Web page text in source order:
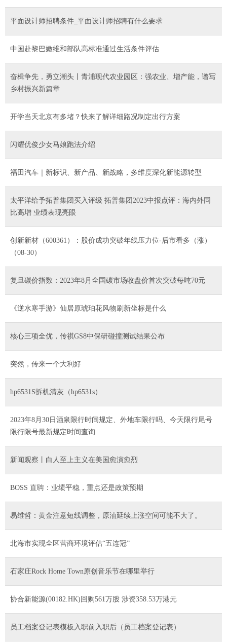
平面设计师招聘条件_平面设计师招聘有什么要求
中国赴黎巴嫩维和部队高标准通过生活条件评估
奋楫争先，勇立潮头丨青浦现代农业园区：强农业、增产能，谱写
乡村振兴新篇章
开学当天北京有多堵？快来了解详细路况制定出行方案
闪耀优俊少女马娘跑法介绍
福田汽车｜新标识、新产品、新战略，多维度深化新能源转型
太平洋给予拓普集团买入评级 拓普集团2023中报点评：海内外同
比高增 业绩表现亮眼
创新新材（600361）：股价成功突破年线压力位-后市看多（涨）
（08-30）
复旦碳价指数：2023年8月全国碳市场收盘价首次突破每吨70元
《逆水寒手游》仙居原琥珀花风物刷新坐标是什么
核心三项全优，传祺GS8中保研碰撞测试结果公布
突然，传来一个大利好
hp6531S拆机清灰（hp6531s）
2023年8月30日酒泉限行时间规定、外地车限行吗、今天限行尾号
限行限号最新规定时间查询
新闻观察丨白人至上主义在美国愈演愈烈
BOSS 直聘：业绩平稳，重点还是政策预期
易维哲：黄金注意短线调整，原油延续上涨空间可能不大了。
北海市实现全区营商环境评估“五连冠”
石家庄Rock Home Town原创音乐节在哪里举行
协合新能源(00182.HK)回购561万股 涉资358.53万港元
员工档案登记表模板入职前入职后（员工档案登记表）